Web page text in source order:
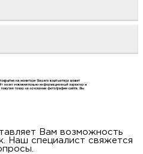
Вам возможность
Наш специалист свяжется